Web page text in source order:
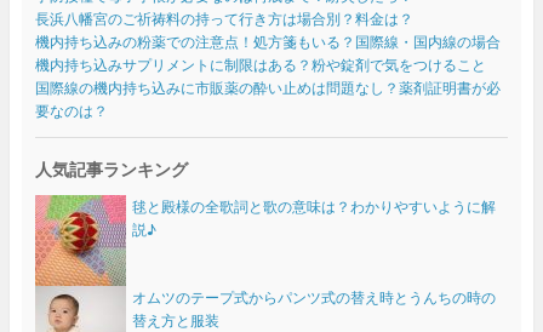
長浜八幡宮のご祈祷料の持って行き方は場合別？料金は？
機内持ち込みの粉薬での注意点！処方箋もいる？国際線・国内線の場合
機内持ち込みサプリメントに制限はある？粉や錠剤で気をつけること
国際線の機内持ち込みに市販薬の酔い止めは問題なし？薬剤証明書が必
要なのは？
人気記事ランキング
毬と殿様の全歌詞と歌の意味は？わかりやすいように解
説♪
オムツのテープ式からパンツ式の替え時とうんちの時の
替え方と服装